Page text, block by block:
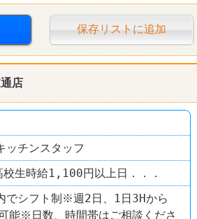
CoCo壱番屋
保存リストに追加
店
ッチンスタッフ
生時給1,100円以上日．．．
シフト制※週2日、1日3Hから
能※日数、時間帯はご相談くださ